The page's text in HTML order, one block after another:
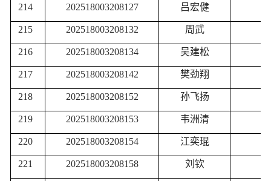
214 202518003208127 吕宏健
215 202518003208132 周武
216 202518003208134 吴建松
217 202518003208142 樊劲翔
218 202518003208152 孙飞扬
219 202518003208153 韦洲清
220 202518003208154 江奕琨
221 202518003208158 刘钦